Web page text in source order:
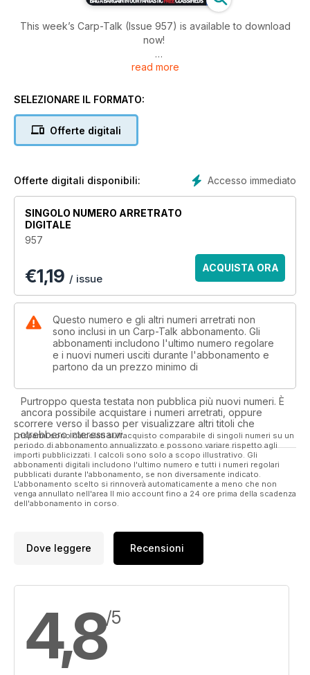
This week’s Carp-Talk (Issue 957) is available to download
now!
In this week’s issue we’ve got the full story of Adam Dix’s
Gray’s four thirties to 37½lb from Darenth Big Lake in Kent.
- Carpin’ On Carp Show – Don’t Miss It!
With Julian Cundiff, Adam Garland and Leon Bartropp.
- Spring the Early Season Trap – Tim Childs
Be careful how much bait you use at this time of year, says
Including products from Diem and Nash.
Keith looks at getting the best from paste baits.
- Spring is Coming – Iain Macmillan
Spring is an ideal time to try zig rigs, says Ting Tong.
- The Ian Poole Experience – Winter Action at Whelford
Pooley enjoys a red-letter day at the popular Gloucestershire
water.
Great giveaways:
- Fox-Mainline Carp Angler of the Year
- £500 Solar Nick’s Stick Mix Giveaway
- Tails Up Monthly Winners
- DT Baits Monthly Winners
- Gardner Monthly Winner
read more
SELEZIONARE IL FORMATO:
Offerte digitali
Accesso immediato
Offerte digitali disponibili:
SINGOLO NUMERO ARRETRATO
DIGITALE
957
€1,19 / issue
ACQUISTA ORA
Questo numero e gli altri numeri arretrati non
sono inclusi in un Carp-Talk abbonamento. Gli
abbonamenti includono l'ultimo numero regolare
e i nuovi numeri usciti durante l'abbonamento e
partono da un prezzo minimo di
Purtroppo questa testata non pubblica più nuovi numeri. È
ancora possibile acquistare i numeri arretrati, oppure
scorrere verso il basso per visualizzare altri titoli che
potrebbero interessarvi.
I risparmi sono calcolati sull'acquisto comparabile di singoli numeri su un
periodo di abbonamento annualizzato e possono variare rispetto agli
importi pubblicizzati. I calcoli sono solo a scopo illustrativo. Gli
abbonamenti digitali includono l'ultimo numero e tutti i numeri regolari
pubblicati durante l'abbonamento, se non diversamente indicato.
L'abbonamento scelto si rinnoverà automaticamente a meno che non
venga annullato nell'area Il mio account fino a 24 ore prima della scadenza
dell'abbonamento in corso.
Dove leggere Recensioni
4,8/5